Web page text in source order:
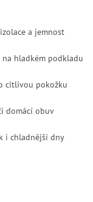
a jemnost
hladkém podkladu
citlivou pokožku
domácí obuv
i chladnější dny